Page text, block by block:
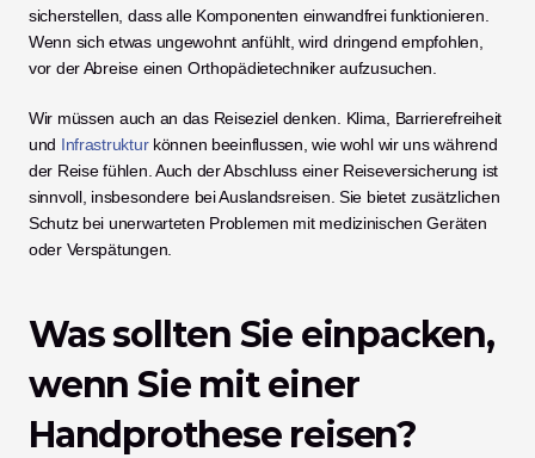
sicherstellen, dass alle Komponenten einwandfrei funktionieren.
Wenn sich etwas ungewohnt anfühlt, wird dringend empfohlen,
vor der Abreise einen Orthopädietechniker aufzusuchen.
Wir müssen auch an das Reiseziel denken. Klima, Barrierefreiheit
und Infrastruktur können beeinflussen, wie wohl wir uns während
der Reise fühlen. Auch der Abschluss einer Reiseversicherung ist
sinnvoll, insbesondere bei Auslandsreisen. Sie bietet zusätzlichen
Schutz bei unerwarteten Problemen mit medizinischen Geräten
oder Verspätungen.
Was sollten Sie einpacken,
wenn Sie mit einer
Handprothese reisen?